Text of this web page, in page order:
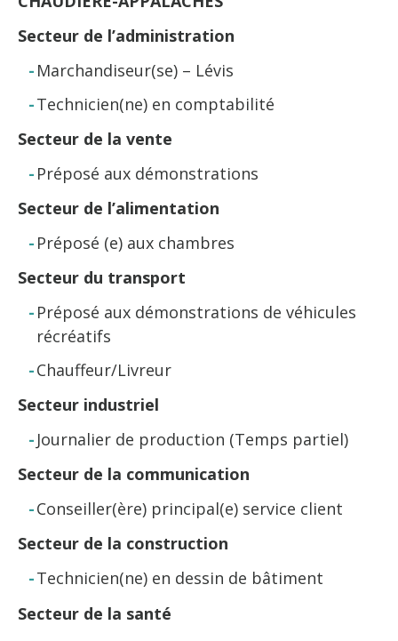
Secteur de l’administration
Marchandiseur(se) – Lévis
Technicien(ne) en comptabilité
Secteur de la vente
Préposé aux démonstrations
Secteur de l’alimentation
Préposé (e) aux chambres
Secteur du transport
Préposé aux démonstrations de véhicules
récréatifs
Chauffeur/Livreur
Secteur industriel
Journalier de production (Temps partiel)
Secteur de la communication
Conseiller(ère) principal(e) service client
Secteur de la construction
Technicien(ne) en dessin de bâtiment
Secteur de la santé